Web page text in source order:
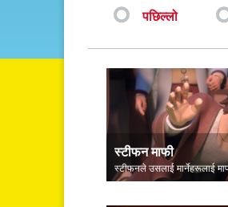
पछिल्लो
स्टीफन माफी
स्टीफनले उसलाई मार्नेहरूलाई